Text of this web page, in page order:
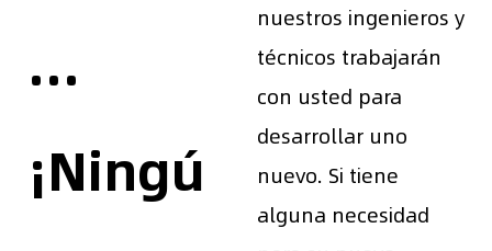
...
¡Ningú
nuestros ingenieros y
técnicos trabajarán
con usted para
desarrollar uno
nuevo. Si tiene
alguna necesidad